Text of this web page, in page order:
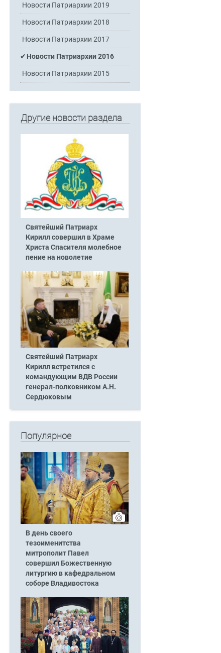
Новости Патриархии 2019
Новости Патриархии 2018
Новости Патриархии 2017
Новости Патриархии 2016
Новости Патриархии 2015
Другие новости раздела
Святейший Патриарх
Кирилл совершил в Храме
Христа Спасителя молебное
пение на новолетие
Святейший Патриарх
Кирилл встретился с
командующим ВДВ России
генерал-полковником А.Н.
Сердюковым
Популярное
В день своего
тезоименитства
митрополит Павел
совершил Божественную
литургию в кафедральном
соборе Владивостока